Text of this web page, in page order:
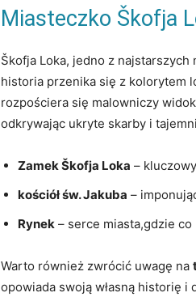
Miasteczko Škofja‍
Škofja Loka,⁤ jedno z
historia przenika się z kolorytem
rozpościera się malowniczy
odkrywając ukryte skarby i
Zamek ⁤Škofja Loka –
kościół św. ‍Jakuba –
Rynek – serce‍ miasta,gdzie
Warto⁤ również zwrócić uwagę na
opowiada swoją własną historię‌